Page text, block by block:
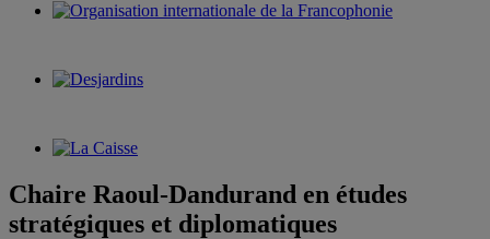
Chaire Raoul-Dandurand en études
stratégiques et diplomatiques